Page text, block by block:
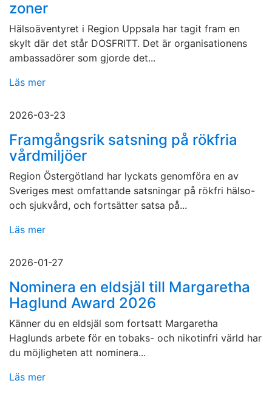
zoner
Hälsoäventyret i Region Uppsala har tagit fram en
skylt där det står DOSFRITT. Det är organisationens
ambassadörer som gjorde det...
Läs mer
2026-03-23
Framgångsrik satsning på rökfria
vårdmiljöer
Region Östergötland har lyckats genomföra en av
Sveriges mest omfattande satsningar på rökfri hälso-
och sjukvård, och fortsätter satsa på...
Läs mer
2026-01-27
Nominera en eldsjäl till Margaretha
Haglund Award 2026
Känner du en eldsjäl som fortsatt Margaretha
Haglunds arbete för en tobaks- och nikotinfri värld har
du möjligheten att nominera...
Läs mer